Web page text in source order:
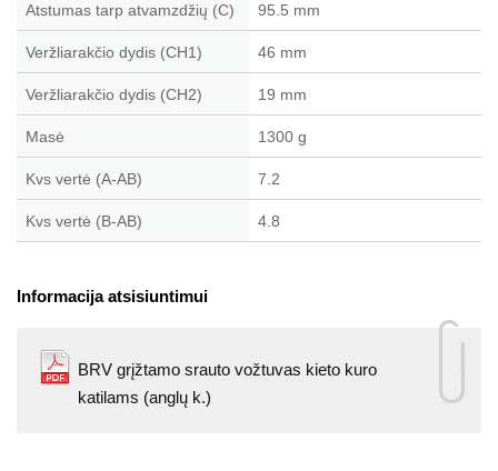
Atstumas tarp atvamzdžių (C) 95.5 mm
Veržliarakčio dydis (CH1) 46 mm
Veržliarakčio dydis (CH2) 19 mm
Masė 1300 g
Kvs vertė (A-AB) 7.2
Kvs vertė (B-AB) 4.8
Informacija atsisiuntimui
BRV grįžtamo srauto vožtuvas kieto kuro
katilams (anglų k.)